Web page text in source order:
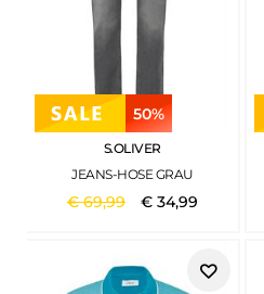
50%
S.OLIVER
JEANS-HOSE GRAU
€69,99 € 34,99